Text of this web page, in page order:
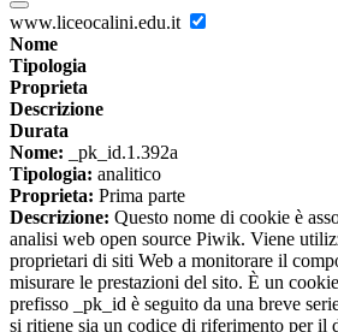
www.liceocalini.edu.it
Nome
Tipologia
Proprieta
Descrizione
Durata
Nome: _pk_id.1.392a
Tipologia: analitico
Proprieta: Prima parte
Descrizione: Questo nome di cookie è
analisi web open source Piwik. Viene
proprietari di siti Web a monitorare il
misurare le prestazioni del sito. È un
prefisso _pk_id è seguito da una breve
si ritiene sia un codice di riferimento per il